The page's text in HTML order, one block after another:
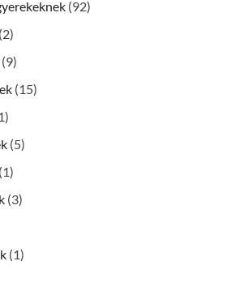
(92)
(2)
(9)
(15)
(5)
(1)
(3)
(1)